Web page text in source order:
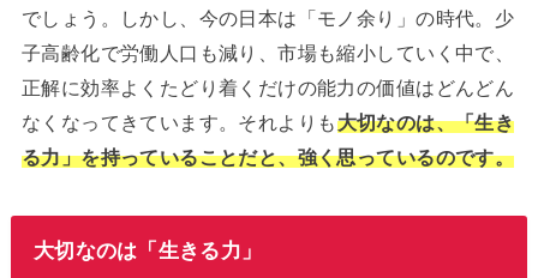
でしょう。しかし、今の日本は「モノ余り」の時代。少
子高齢化で労働人口も減り、市場も縮小していく中で、
正解に効率よくたどり着くだけの能力の価値はどんどん
なくなってきています。それよりも大切なのは、「生き
る力」を持っていることだと、強く思っているのです。
大切なのは「生きる力」